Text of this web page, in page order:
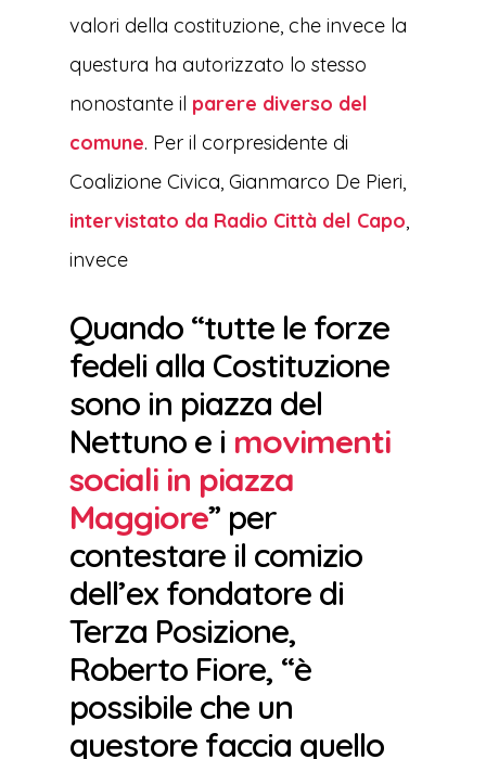
valori della costituzione, che invece la
questura ha autorizzato lo stesso
nonostante il parere diverso del
comune. Per il corpresidente di
Coalizione Civica, Gianmarco De Pieri,
intervistato da Radio Città del Capo,
invece
Quando “tutte le forze
fedeli alla Costituzione
sono in piazza del
Nettuno e i movimenti
sociali in piazza
Maggiore” per
contestare il comizio
dell’ex fondatore di
Terza Posizione,
Roberto Fiore, “è
possibile che un
questore faccia quello